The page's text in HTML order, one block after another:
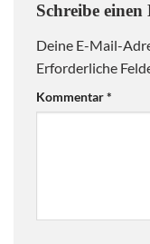
Schreibe
Deine E-Mail-
Erforderliche
Kommentar*